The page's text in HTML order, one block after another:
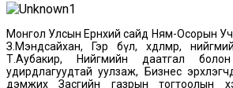
Монгол Улсын Ерөнхий сайд Ням-Осорын
З.Мэндсайхан, Гэр бүл, хөдөлмөр,
Т.Аубакир, Нийгмийн даатгал
удирдлагуудтай уулзаж, Бизнес
дэмжих Засгийн газрын тогтоолын